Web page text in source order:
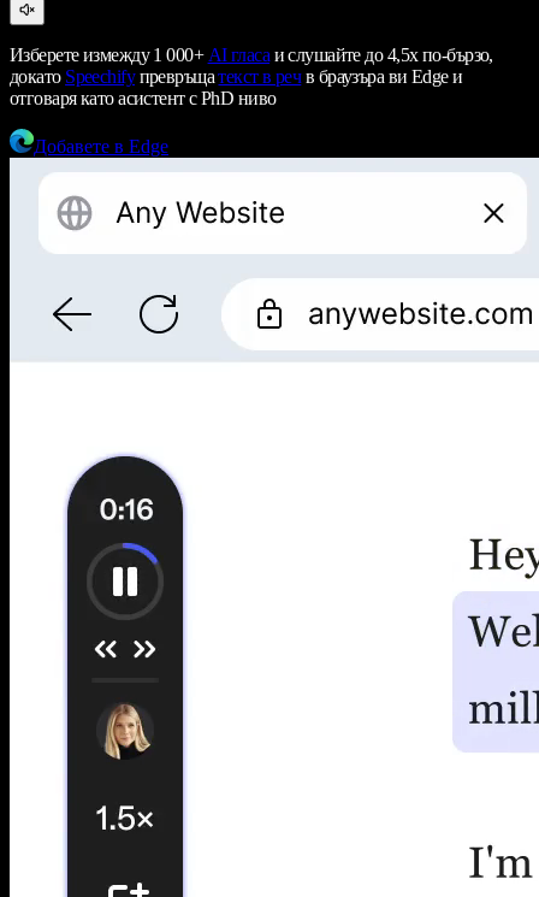
Изберете измежду 1 000+ AI гласа и слушайте до 4,5x по-бързо,
докато Speechifyпревръщатекст в речв браузъра ви Edge и
отговаря като асистент с PhD ниво
Добавете в Edge